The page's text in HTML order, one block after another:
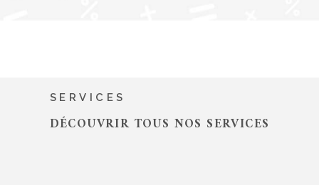
SERVICES
DÉCOUVRIR TOUS NOS SERVICES